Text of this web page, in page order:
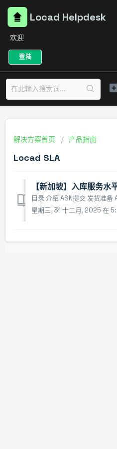
Locad Helpdesk
欢迎
登陆
解决方案首页 产品指南
Locad SLA
【新加坡】入库服务水
星期三, 31 十二月, 2025 在